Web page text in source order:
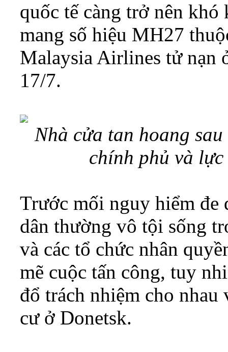
quốc tế càng trở nên
mang số hiệu MH27
Malaysia Airlines tử nạn
17/7.
Nhà cửa tan hoang
chính phủ và
Trước mối nguy hiểm đe
dân thường vô tội sống
và các tổ chức nhân
mẽ cuộc tấn công, tuy
đổ trách nhiệm cho nhau
cư ở Donetsk.